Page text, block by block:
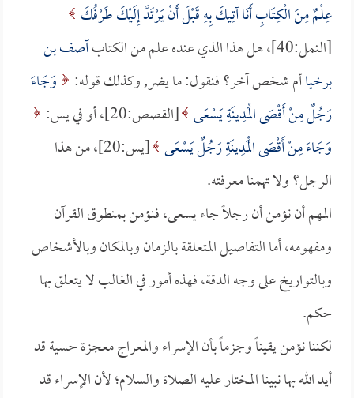
عِلْمٌ مِنَ الْكِتَابِ أَنَا آتِيكَ بِهِ قَبْلَ أَنْ يَرْتَدَّ إِلَيْكَ طَرْفُكَ
[النمل:40]، هل هذا الذي عنده علم من الكتاب
آصف بن
برخياأم شخص آخر؟ فنقول: ما يضر, وكذلك قوله:
وَجَاءَ
رَجُلٌ مِنْ أَقْصَى الْمَدِينَةِ يَسْعَى [القصص:20]، أو في يس:
وَجَاءَ مِنْ أَقْصَى الْمَدِينَةِ رَجُلٌ يَسْعَى
[يس:20]، من هذا
الرجل؟ ولا تهمنا معرفته.
المهم أن نؤمن أن رجلاً جاء يسعى، فنؤمن بمنطوق القرآن
ومفهومه، أما التفاصيل المتعلقة بالزمان وبالمكان وبالأشخاص
وبالتواريخ على وجه الدقة، فهذه أمور في الغالب لا يتعلق بها
حكم.
لكننا نؤمن يقيناً وجزماً بأن الإسراء والمعراج معجزة حسية قد
أيد الله بها نبينا المختار عليه الصلاة والسلام؛ لأن الإسراء قد